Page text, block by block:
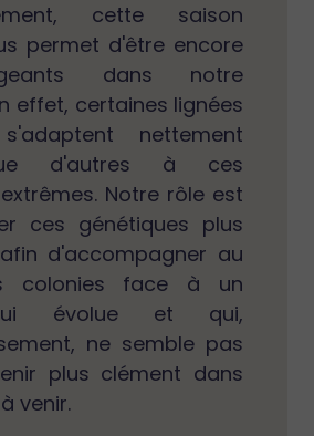
cette saison
permet d'être encore
dans notre
effet, certaines lignées
nettement
d'autres à ces
Notre rôle est
ces génétiques plus
d'accompagner au
colonies face à un
évolue et qui,
ne semble pas
plus clément dans
venir.